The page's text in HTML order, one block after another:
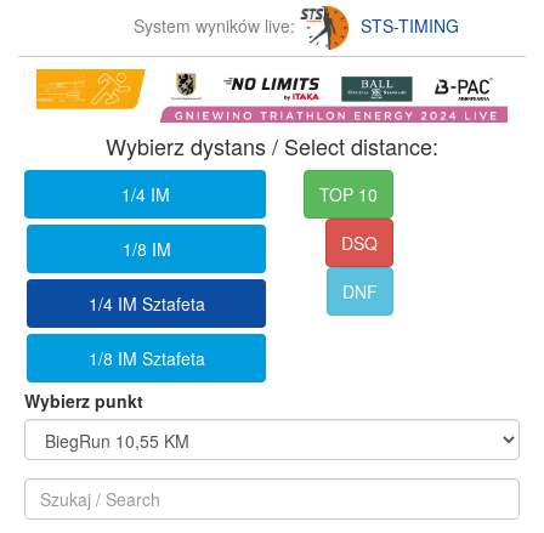
System wyników live: STS-TIMING
Wybierz dystans / Select distance:
1/4 IM
1/8 IM
1/4 IM Sztafeta
1/8 IM Sztafeta
TOP 10
DSQ
DNF
Wybierz punkt